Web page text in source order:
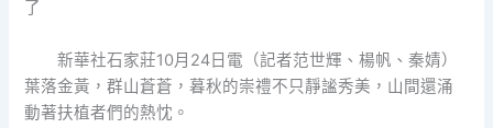
了
新華社石家莊10月24日電（記者范世輝、楊帆、秦婧）
葉落金黃，群山蒼蒼，暮秋的崇禮不只靜謐秀美，山間還涌
動著扶植者們的熱忱。